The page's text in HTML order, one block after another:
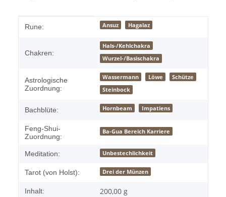
Produkteigenschaft
Wert
Rune: Ansuz Hagalaz
Chakren:
Hals-/Kehlchakra
Wurzel-/Basischakra
Astrologische
Zuordnung:
Wassermann Löwe
Schütze
Steinbock
Bachblüte: Hornbeam Impatiens
Feng-Shui-
Zuordnung:
Ba-Gua Bereich Karriere
Meditation: Unbestechlichkeit
Tarot (von Holst): Drei der Münzen
Inhalt: 200,00 g